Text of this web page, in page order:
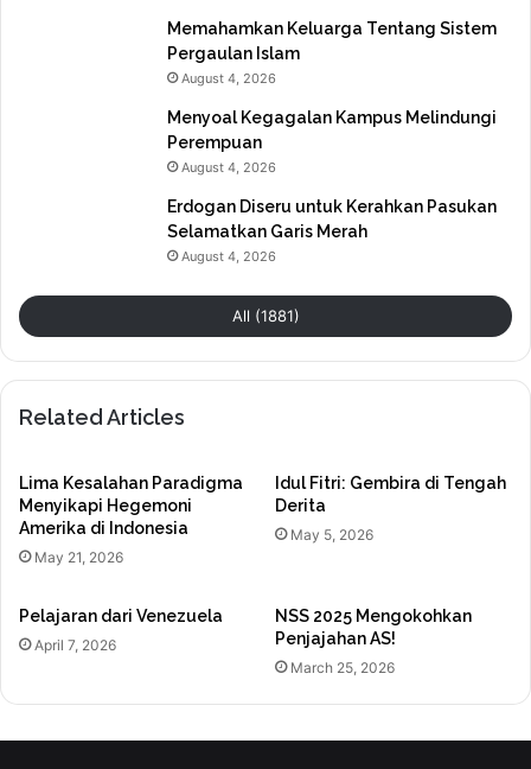
Memahamkan Keluarga Tentang Sistem
Pergaulan Islam
August 4, 2026
Menyoal Kegagalan Kampus Melindungi
Perempuan
August 4, 2026
Erdogan Diseru untuk Kerahkan Pasukan
Selamatkan Garis Merah
August 4, 2026
All (1881)
Related Articles
Lima Kesalahan Paradigma
Menyikapi Hegemoni
Amerika di Indonesia
May 21, 2026
Idul Fitri: Gembira di Tengah
Derita
May 5, 2026
Pelajaran dari Venezuela
April 7, 2026
NSS 2025 Mengokohkan
Penjajahan AS!
March 25, 2026